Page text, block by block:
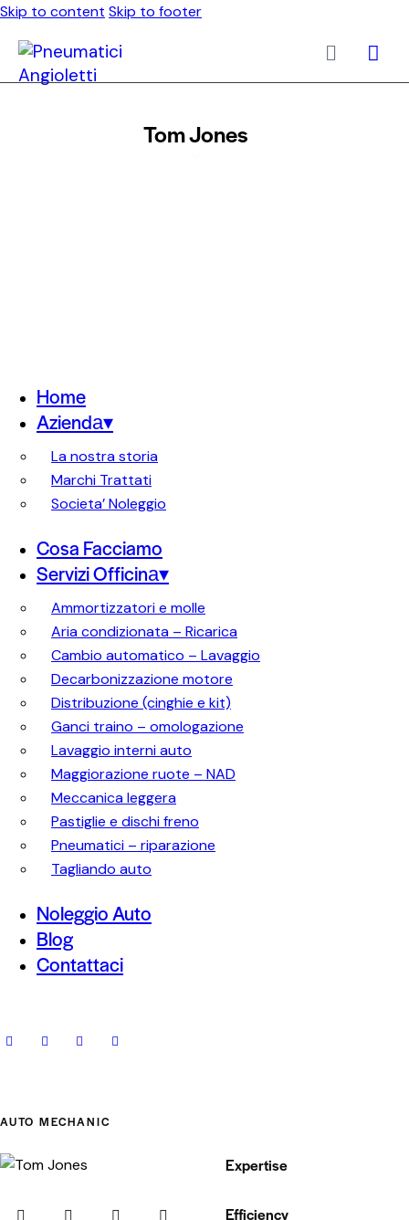
Skip to content Skip to footer
Tom Jones
Home
Azienda▾
La nostra storia
Marchi Trattati
Societa’ Noleggio
Cosa Facciamo
Servizi Officina▾
Ammortizzatori e molle
Aria condizionata – Ricarica
Cambio automatico – Lavaggio
Decarbonizzazione motore
Distribuzione (cinghie e kit)
Ganci traino – omologazione
Lavaggio interni auto
Maggiorazione ruote – NAD
Meccanica leggera
Pastiglie e dischi freno
Pneumatici – riparazione
Tagliando auto
Noleggio Auto
Blog
Contattaci
AUTO MECHANIC
Expertise
80%
Efficiency
90%